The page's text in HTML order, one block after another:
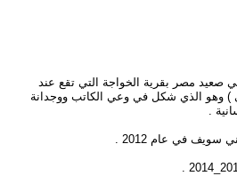
المنيا في صعيد مصر بقرية الخواجة التي تقع عند
) وهو الذي شكل في وعي الكاتب ووجدانة
.
في عام 2012 .